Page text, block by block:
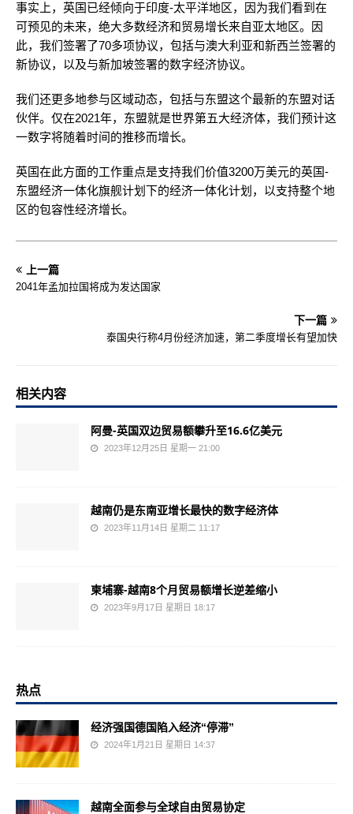
事实上，英国已经倾向于印度-太平洋地区，因为我们看到在
可预见的未来，绝大多数经济和贸易增长来自亚太地区。因
此，我们签署了70多项协议，包括与澳大利亚和新西兰签署的
新协议，以及与新加坡签署的数字经济协议。
我们还更多地参与区域动态，包括与东盟这个最新的东盟对话
伙伴。仅在2021年，东盟就是世界第五大经济体，我们预计这
一数字将随着时间的推移而增长。
英国在此方面的工作重点是支持我们价值3200万美元的英国-
东盟经济一体化旗舰计划下的经济一体化计划，以支持整个地
区的包容性经济增长。
上一篇
2041年孟加拉国将成为发达国家
下一篇
泰国央行称4月份经济加速，第二季度增长有望加快
相关内容
阿曼-英国双边贸易额攀升至16.6亿美元
2023年12月25日 星期一 21:00
越南仍是东南亚增长最快的数字经济体
2023年11月14日 星期二 11:17
柬埔寨-越南8个月贸易额增长逆差缩小
2023年9月17日 星期日 18:17
热点
经济强国德国陷入经济“停滞”
2024年1月21日 星期日 14:37
越南全面参与全球自由贸易协定